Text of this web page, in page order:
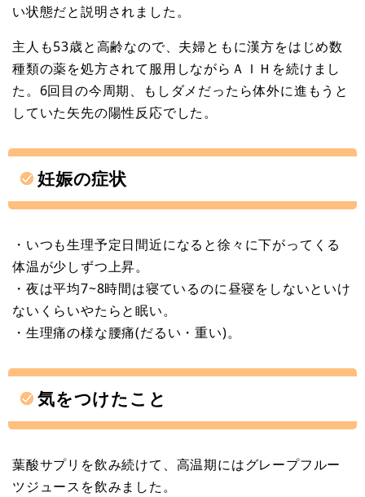
い状態だと説明されました。
主人も53歳と高齢なので、夫婦ともに漢方をはじめ数
種類の薬を処方されて服用しながらＡＩＨを続けまし
た。6回目の今周期、もしダメだったら体外に進もうと
していた矢先の陽性反応でした。
妊娠の症状
・いつも生理予定日間近になると徐々に下がってくる
体温が少しずつ上昇。
・夜は平均7~8時間は寝ているのに昼寝をしないといけ
ないくらいやたらと眠い。
・生理痛の様な腰痛(だるい・重い)。
気をつけたこと
葉酸サプリを飲み続けて、高温期にはグレープフルー
ツジュースを飲みました。